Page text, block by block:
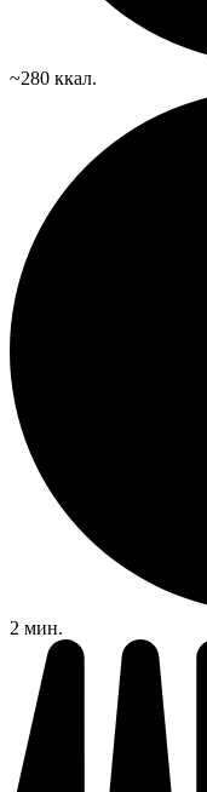
~280 ккал.
2 мин.